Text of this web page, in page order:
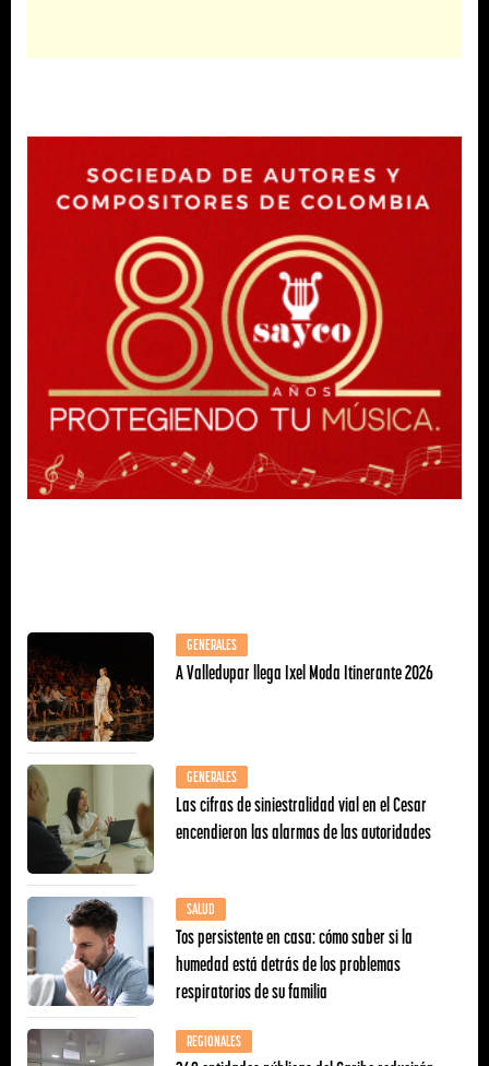
GENERALES
A Valledupar llega Ixel Moda Itinerante 2026
GENERALES
Las cifras de siniestralidad vial en el Cesar
encendieron las alarmas de las autoridades
SALUD
Tos persistente en casa: cómo saber si la
humedad está detrás de los problemas
respiratorios de su familia
REGIONALES